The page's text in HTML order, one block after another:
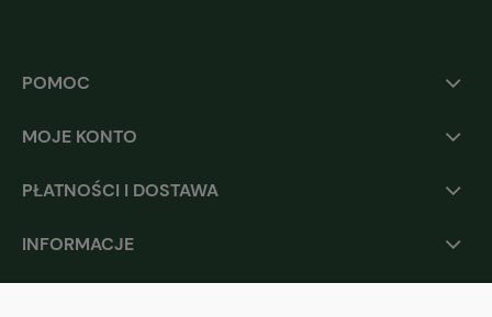
POMOC
MOJE KONTO
PŁATNOŚCI I DOSTAWA
INFORMACJE